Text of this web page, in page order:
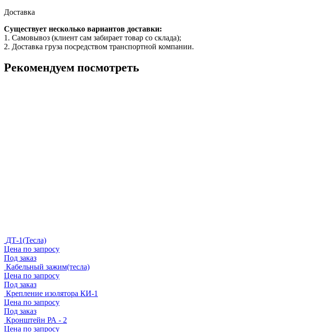
Доставка
Существует несколько вариантов доставки:
1. Самовывоз (клиент сам забирает товар со склада);
2. Доставка груза посредством транспортной компании.
Рекомендуем посмотреть
ДТ-1(Тесла)
Цена по запросу
Под заказ
Кабельный зажим(тесла)
Цена по запросу
Под заказ
Крепление изолятора КИ-1
Цена по запросу
Под заказ
Кронштейн РА - 2
Цена по запросу